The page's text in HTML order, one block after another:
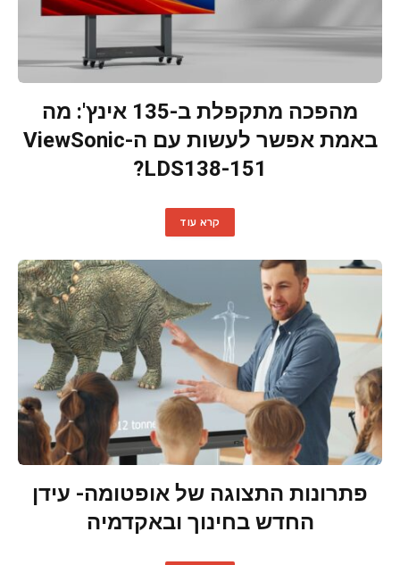
מהפכה מתקפלת ב-135 אינץ': מה
באמת אפשר לעשות עם ה-ViewSonic
LDS138-151?
קרא עוד
פתרונות התצוגה של אופטומה- עידן
החדש בחינוך ובאקדמיה